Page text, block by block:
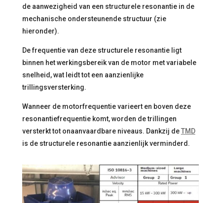
de aanwezigheid van een structurele resonantie in de
mechanische ondersteunende structuur (zie
hieronder).
De frequentie van deze structurele resonantie ligt
binnen het werkingsbereik van de motor met variabele
snelheid, wat leidt tot een aanzienlijke
trillingsversterking.
Wanneer de motorfrequentie varieert en boven deze
resonantiefrequentie komt, worden de trillingen
versterkt tot onaanvaardbare niveaus. Dankzij deTMD
is de structurele resonantie aanzienlijk verminderd.